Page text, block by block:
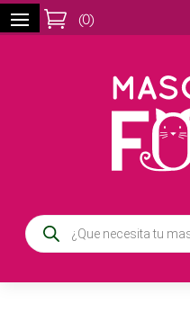
 (0)
Búsqueda
de
productos